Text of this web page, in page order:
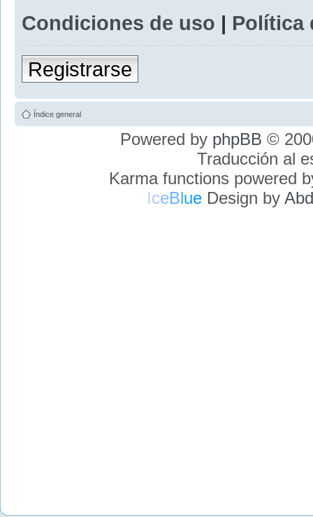
Condiciones de uso | Política
Registrarse
Índice general
Powered by phpBB ©
Traducción al
Karma functions powered
IceBlueDesign by